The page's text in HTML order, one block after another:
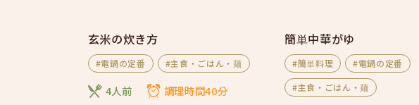
玄米の炊き方
#電鍋の定番 #主食・ごはん・麺
4人前 調理時間40分
簡単中華がゆ
#簡単料理
#電鍋の定番
#主食・ごはん・麺